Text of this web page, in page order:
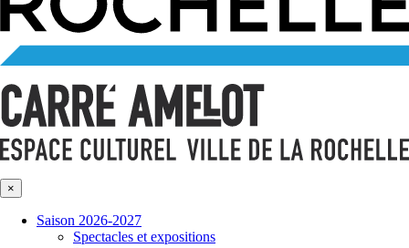
×
Saison 2026-2027
Spectacles et expositions